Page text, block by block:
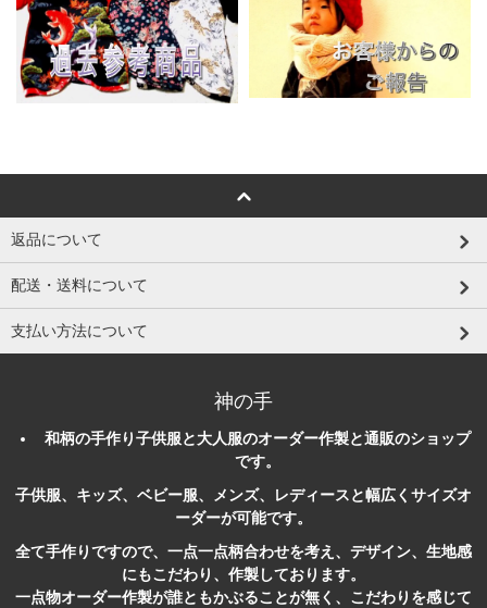
返品について
配送・送料について
支払い方法について
神の手
和柄の手作り子供服と大人服のオーダー作製と通販のショップ
です。
子供服、キッズ、ベビー服、メンズ、レディースと幅広くサイズオ
ーダーが可能です。
全て手作りですので、一点一点柄合わせを考え、デザイン、生地感
にもこだわり、作製しております。
一点物オーダー作製が誰ともかぶることが無く、こだわりを感じて